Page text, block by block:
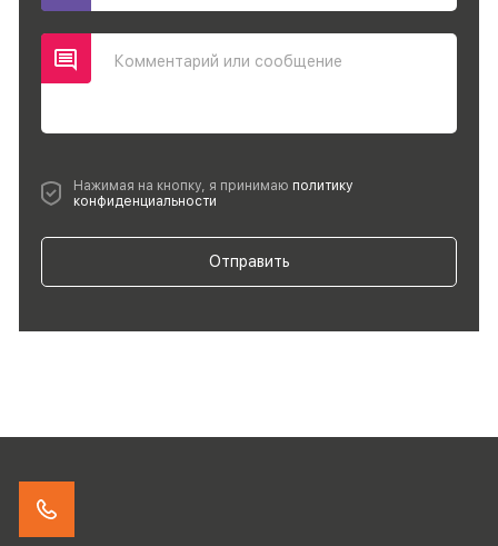
Комментарий или сообщение
Нажимая на кнопку, я принимаю политику
конфиденциальности
Отправить